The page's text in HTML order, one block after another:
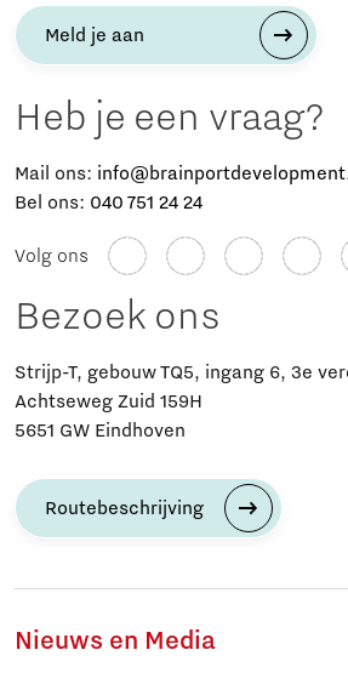
Meld je aan
Heb je een vraag?
Mail ons:
Bel ons: 040 751 24 24
Volg ons
Bezoek ons
Strijp-T, gebouw TQ5, ingang 6, 3e
Achtseweg Zuid 159H
5651 GW Eindhoven
Routebeschrijving
Nieuws en Media